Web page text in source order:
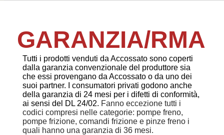
GARANZIA/RMA
Tutti i prodotti venduti da Accossato sono coperti
dalla garanzia convenzionale del produttore sia
che essi provengano da Accossato o da uno dei
suoi partner. I consumatori privati godono anche
della garanzia di 24 mesi per i difetti di conformità,
ai sensi del DL 24/02. Fanno eccezione tutti i
codici compresi nelle categorie: pompe freno,
pompe frizione, comandi frizione e pinze freno i
quali hanno una garanzia di 36 mesi.